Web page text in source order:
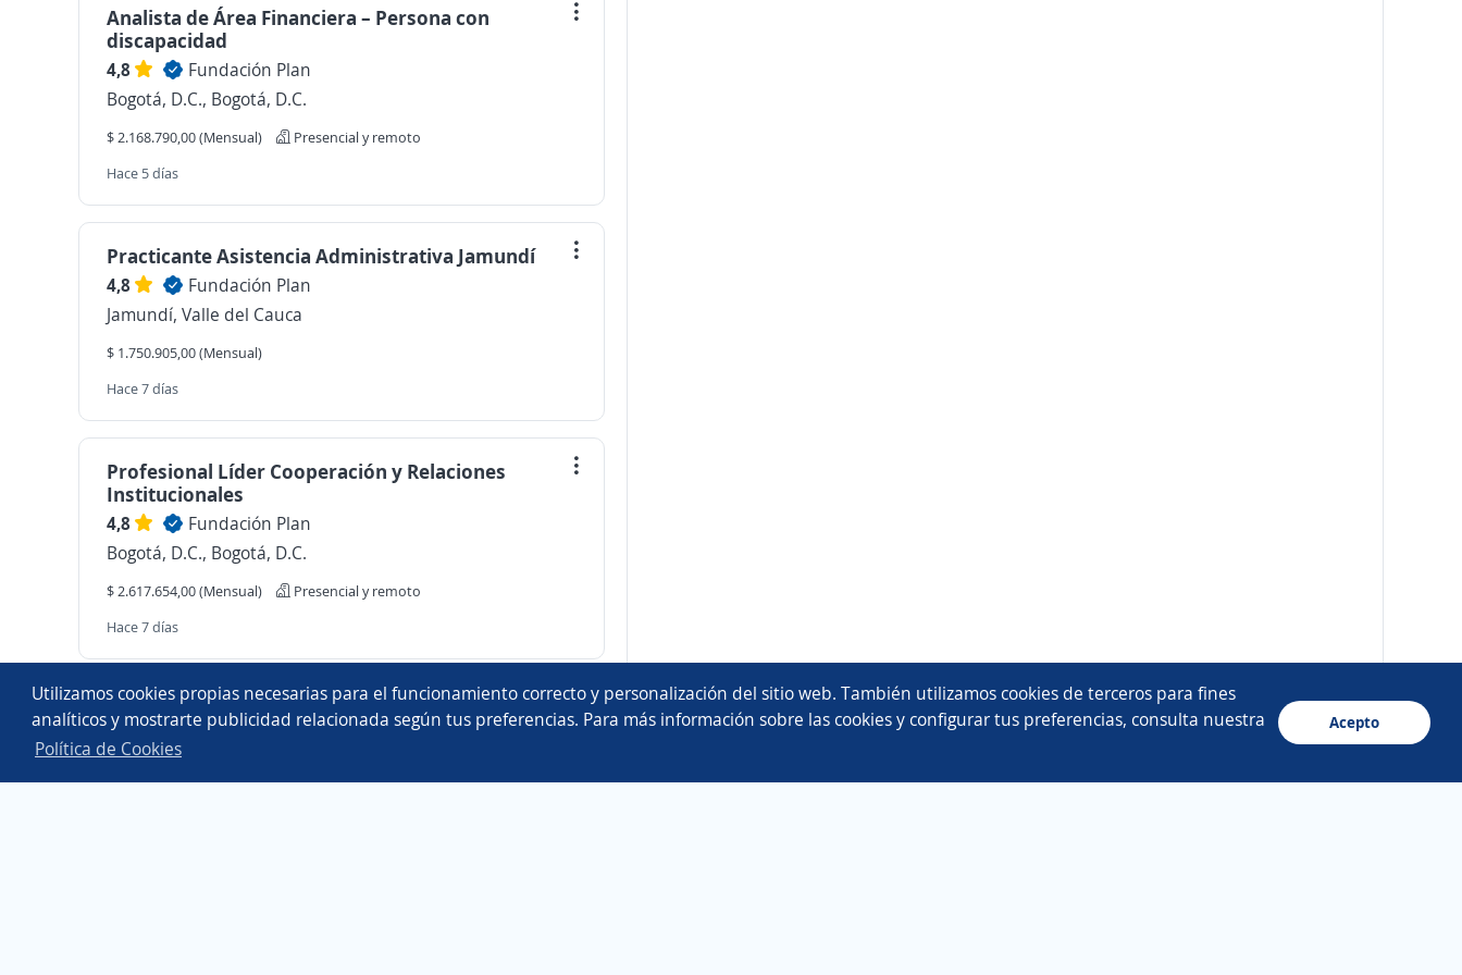
Utilizamos cookies propias necesarias para el funcionamiento correcto y personalización del sitio web. También utilizamos cookies de terceros para fines
analíticos y mostrarte publicidad relacionada según tus preferencias. Para más información sobre las cookies y configurar tus preferencias, consulta nuestra
Política de Cookies
Acepto
Analista de Área Financiera – Persona con
discapacidad
4,8
Fundación Plan
Bogotá, D.C., Bogotá, D.C.
$ 2.168.790,00 (Mensual)
Presencial y remoto
Hace 5 días
Practicante Asistencia Administrativa Jamundí
4,8
Fundación Plan
Jamundí, Valle del Cauca
$ 1.750.905,00 (Mensual)
Hace 7 días
Profesional Líder Cooperación y Relaciones
Institucionales
4,8
Fundación Plan
Bogotá, D.C., Bogotá, D.C.
$ 2.617.654,00 (Mensual)
Presencial y remoto
Hace 7 días
Copyright 2014 - 2026 DGNET LTD.
Aviso legal/privacidad